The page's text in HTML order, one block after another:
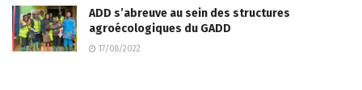
ADD s’abreuve au sein des structures
agroécologiques du GADD
17/08/2022